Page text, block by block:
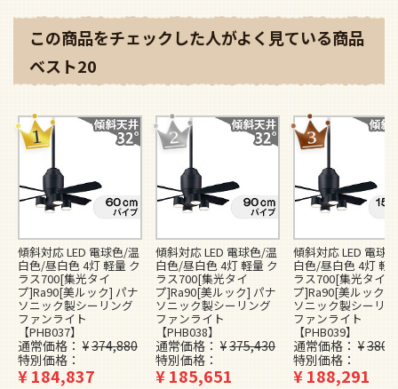
この商品をチェックした人がよく見ている商品
ベスト20
傾斜対応 LED 電球色/温
白色/昼白色 4灯 軽量 ク
ラス700[集光タイ
プ]Ra90[美ルック] パナ
ソニック製シーリング
ファンライト
【PHB037】
通常価格 ¥374,880
特別価格
¥184,837
傾斜対応 LED 電球色/温
白色/昼白色 4灯 軽量 ク
ラス700[集光タイ
プ]Ra90[美ルック] パナ
ソニック製シーリング
ファンライト
【PHB038】
通常価格 ¥375,430
特別価格
¥185,651
傾斜対応 LED 電球
白色/昼白色 4灯 軽
ラス700[集光タイ
プ]Ra90[美ルック]
ソニック製シーリ
ファンライト
【PHB039】
通常価格 ¥
特別価格
¥188,291